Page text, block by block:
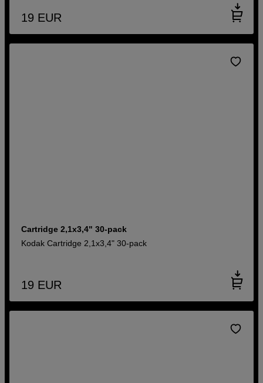
19 EUR
Cartridge 2,1x3,4" 30-pack
Kodak Cartridge 2,1x3,4" 30-pack
19 EUR